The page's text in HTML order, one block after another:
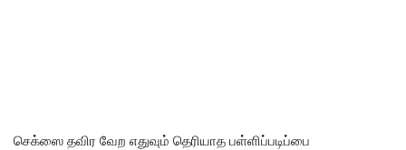
செக்ஸை தவிர வேற எதுவும் தெரியாத பள்ளிப்படிப்பை